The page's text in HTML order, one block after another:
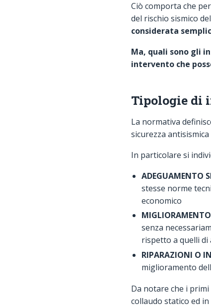
Ciò comporta che
del rischio sismico
considerata
Ma, quali sono gli
intervento che
Tipologie di
La normativa
sicurezza antisismica
In particolare si
ADEGUAMENTO
stesse norme
economico
senza
rispetto a quelli di
RIPARAZIONI O
miglioramento
Da notare che i
collaudo statico ed